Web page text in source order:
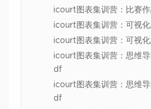
icourt图表集训营：比赛
icourt图表集训营：可视
icourt图表集训营：可视
icourt图表集训营：思维
df
icourt图表集训营：思维
df